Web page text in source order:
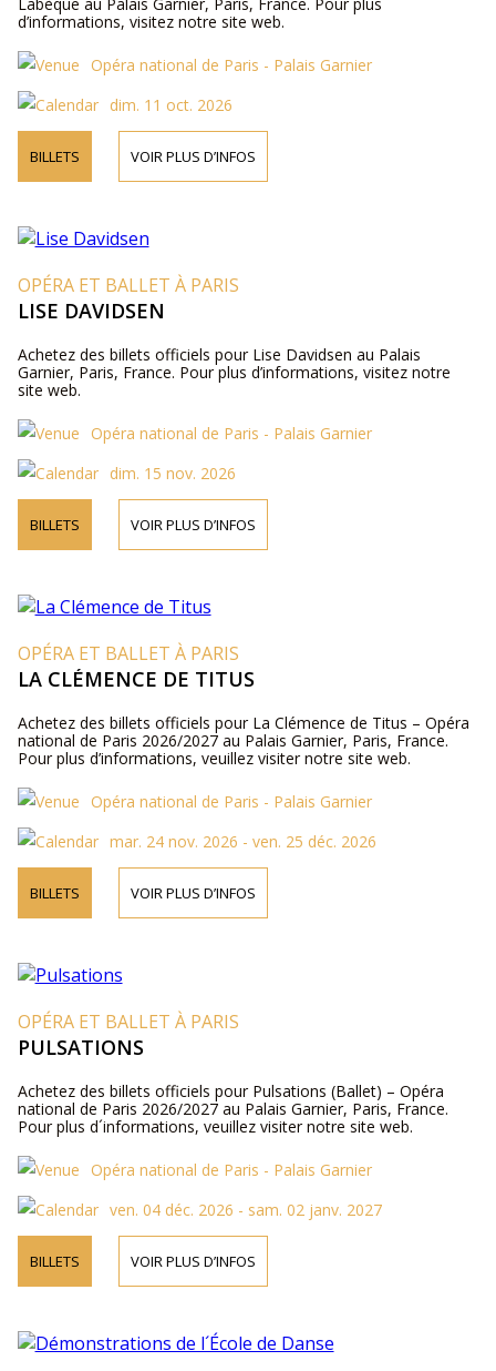
d’informations, visitez notre site web.
Opéra national de Paris - Palais Garnier
dim. 11 oct. 2026
BILLETS VOIR PLUS D’INFOS
OPÉRA ET BALLET À PARIS
LISE DAVIDSEN
Achetez des billets officiels pour Lise Davidsen au Palais
Garnier, Paris, France. Pour plus d’informations, visitez notre
site web.
Opéra national de Paris - Palais Garnier
dim. 15 nov. 2026
BILLETS VOIR PLUS D’INFOS
OPÉRA ET BALLET À PARIS
LA CLÉMENCE DE TITUS
Achetez des billets officiels pour La Clémence de Titus – Opéra
national de Paris 2026/2027 au Palais Garnier, Paris, France.
Pour plus d’informations, veuillez visiter notre site web.
Opéra national de Paris - Palais Garnier
mar. 24 nov. 2026 - ven. 25 déc. 2026
BILLETS VOIR PLUS D’INFOS
OPÉRA ET BALLET À PARIS
PULSATIONS
Achetez des billets officiels pour Pulsations (Ballet) – Opéra
national de Paris 2026/2027 au Palais Garnier, Paris, France.
Pour plus d´informations, veuillez visiter notre site web.
Opéra national de Paris - Palais Garnier
ven. 04 déc. 2026 - sam. 02 janv. 2027
BILLETS VOIR PLUS D’INFOS